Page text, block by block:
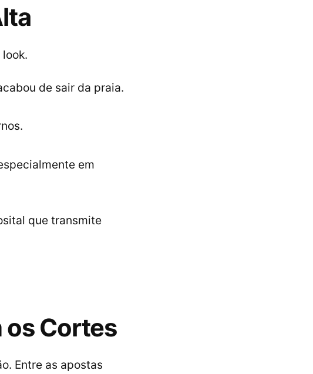
de sair da praia.
em
que transmite
os Cortes
Entre as apostas